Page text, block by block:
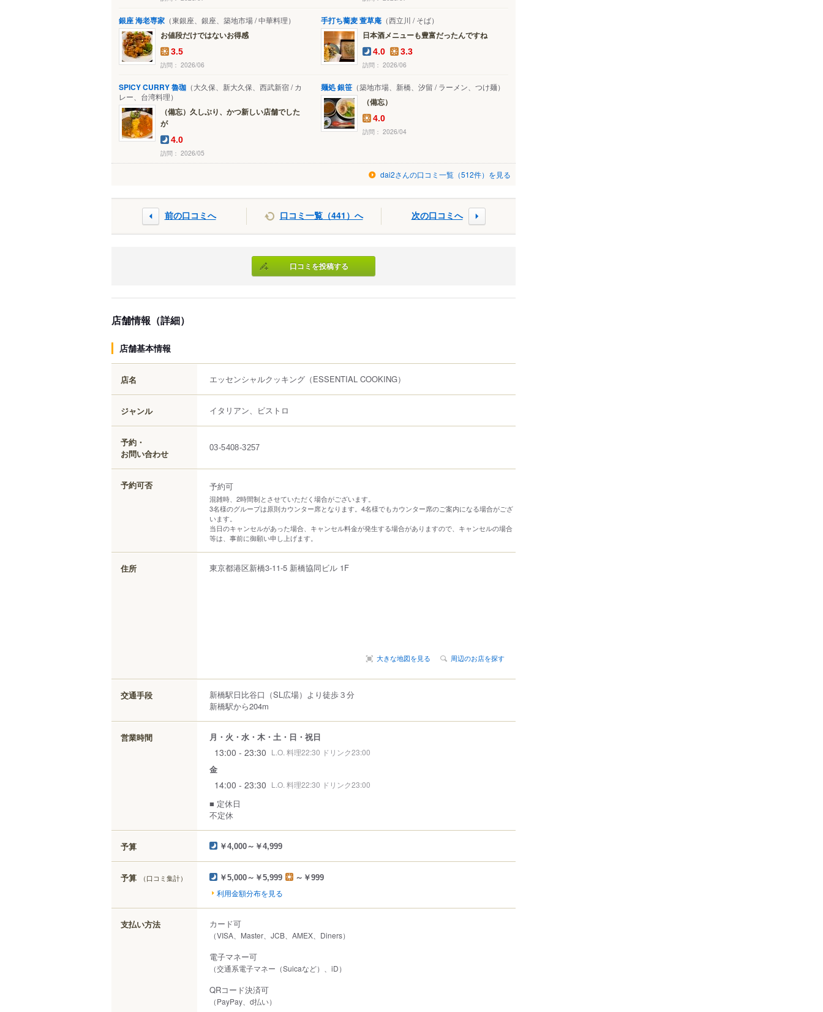
銀座 海老専家 （東銀座、銀座、築地市場 / 中華料理）
お値段だけではないお得感
3.5
訪問： 2026/06
手打ち蕎麦 萱草庵 （西立川 / そば）
日本酒メニューも豊富だったんですね
4.0 3.3
訪問： 2026/06
SPICY CURRY 魯珈 （大久保、新大久保、西武新宿 / カ
レー、台湾料理）
（備忘）久しぶり、かつ新しい店舗でした
が
4.0
訪問： 2026/05
麺処 銀笹 （築地市場、新橋、汐留 / ラーメン、つけ麺）
（備忘）
4.0
訪問： 2026/04
dai2さんの口コミ一覧（512件）を見る
前の口コミへ 口コミ一覧（441）へ 次の口コミへ
口コミを投稿する
店舗情報（詳細）
店舗基本情報
店名 エッセンシャルクッキング （ESSENTIAL COOKING）
ジャンル イタリアン、ビストロ
予約・
お問い合わせ
03-5408-3257
予約可否 予約可
混雑時、2時間制とさせていただく場合がございます。
3名様のグループは原則カウンター席となります。4名様でもカウンター席のご案内になる場合がござ
います。
当日のキャンセルがあった場合、キャンセル料金が発生する場合がありますので、キャンセルの場合
等は、事前に御願い申し上げます。
住所 東京都港区新橋3-11-5 新橋協同ビル 1F
大きな地図を見る 周辺のお店を探す
交通手段
新橋駅日比谷口（SL広場）より徒歩３分
新橋駅から204m
営業時間 月・火・水・木・土・日・祝日
13:00 - 23:30 L.O. 料理22:30 ドリンク23:00
金
14:00 - 23:30 L.O. 料理22:30 ドリンク23:00
■ 定休日
不定休
予算 ￥4,000～￥4,999
予算 （口コミ集計） ￥5,000～￥5,999 ～￥999
利用金額分布を見る
支払い方法 カード可
（VISA、Master、JCB、AMEX、Diners）
電子マネー可
（交通系電子マネー（Suicaなど）、iD）
QRコード決済可
（PayPay、d払い）